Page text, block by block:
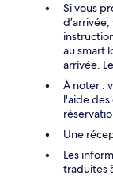
Si vous
au smart
arrivée.
À noter :
l'aide
Une
Les
traduites